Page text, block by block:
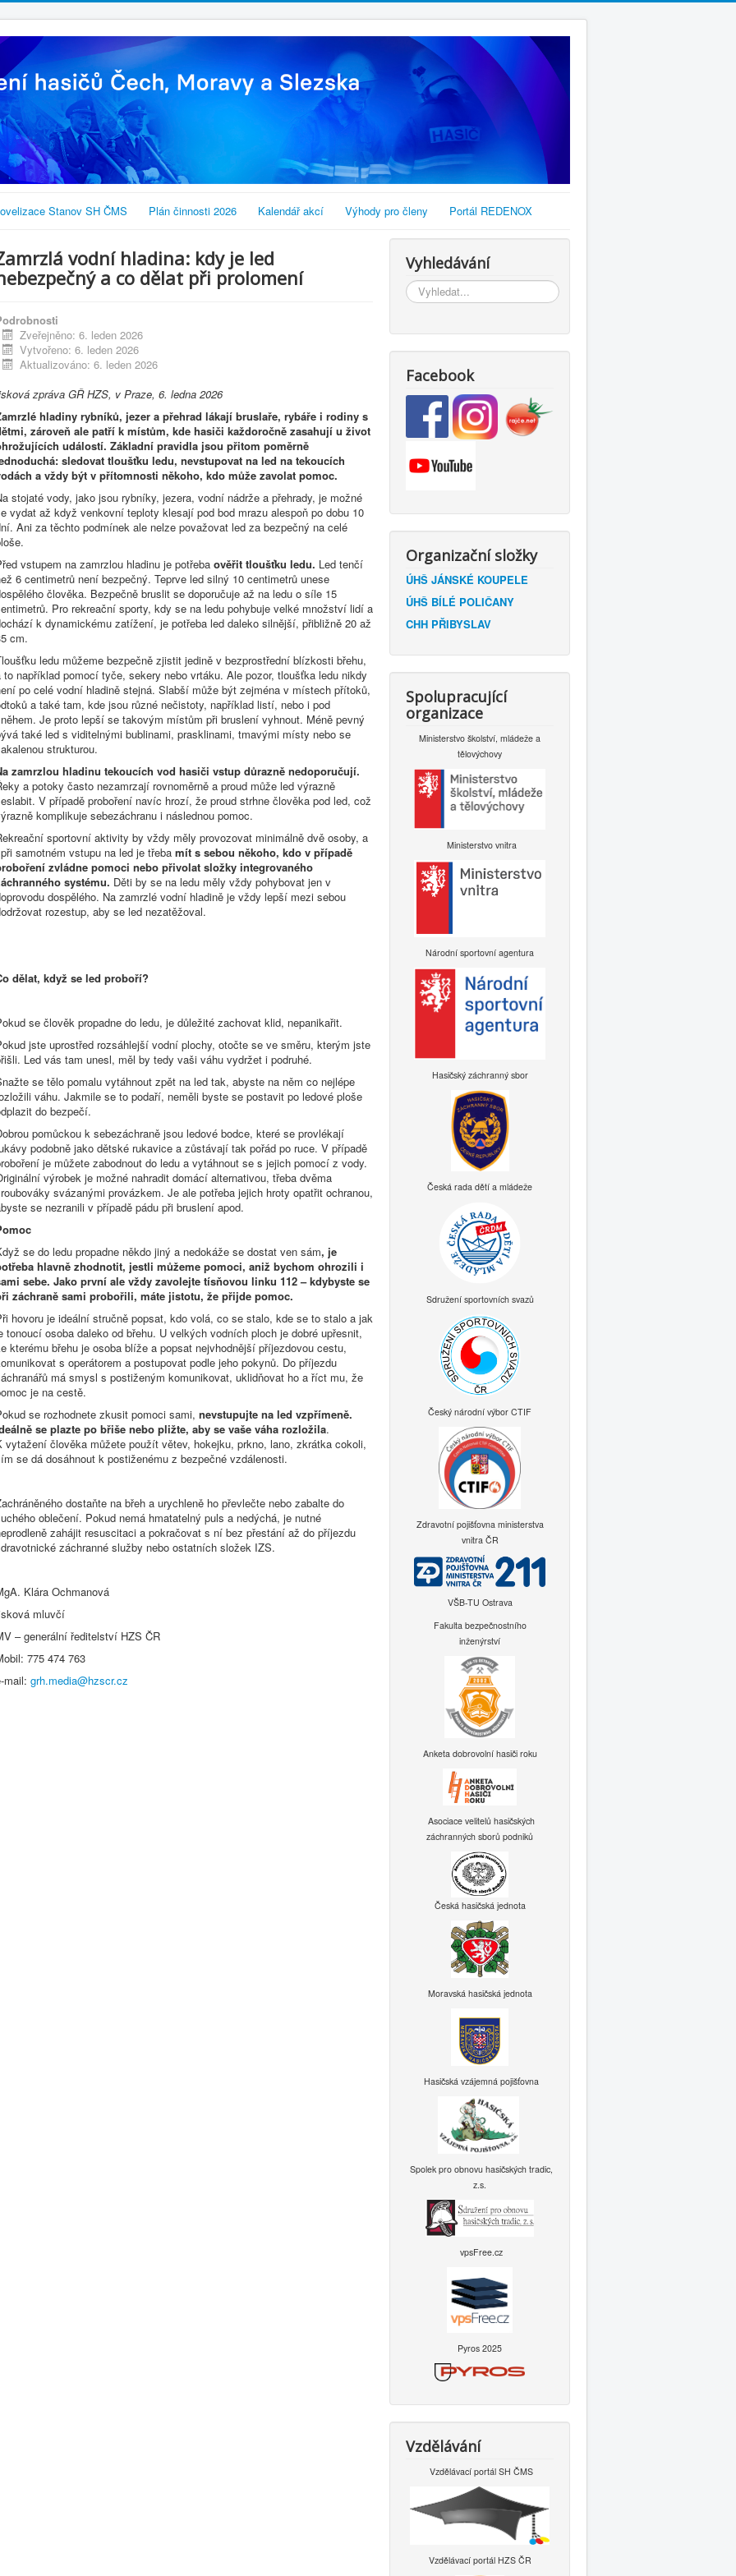
Stanov SH ČMS Plán činnosti 2026 Kalendář akcí Výhody pro členy Portál REDENOX
vodní hladina: kdy je led
a co dělat při prolomení
Zveřejněno: 6. leden 2026
Vytvořeno: 6. leden 2026
Aktualizováno: 6. leden 2026
zpráva GŘ HZS, v Praze, 6. ledna 2026
hladiny rybníků, jezer a přehrad lákají bruslaře, rybáře i rodiny s
zároveň ale patří k místům, kde hasiči každoročně zasahují u život
událostí. Základní pravidla jsou přitom poměrně
sledovat tloušťku ledu, nevstupovat na led na tekoucích
a vždy být v přítomnosti někoho, kdo může zavolat pomoc.
stojaté vody, jako jsou rybníky, jezera, vodní nádrže a přehrady, je možné
vydat až když venkovní teploty klesají pod bod mrazu alespoň po dobu 10
Ani za těchto podmínek ale nelze považovat led za bezpečný na celé
vstupem na zamrzlou hladinu je potřeba ověřit tloušťku ledu. Led tenčí
6 centimetrů není bezpečný. Teprve led silný 10 centimetrů unese
člověka. Bezpečně bruslit se doporučuje až na ledu o síle 15
Pro rekreační sporty, kdy se na ledu pohybuje velké množství lidí a
k dynamickému zatížení, je potřeba led daleko silnější, přibližně 20 až
cm.
ledu můžeme bezpečně zjistit jedině v bezprostřední blízkosti břehu,
to například pomocí tyče, sekery nebo vrtáku. Ale pozor, tloušťka ledu nikdy
po celé vodní hladině stejná. Slabší může být zejména v místech přítoků,
a také tam, kde jsou různé nečistoty, například listí, nebo i pod
Je proto lepší se takovým místům při bruslení vyhnout. Méně pevný
také led s viditelnými bublinami, prasklinami, tmavými místy nebo se
strukturou.
zamrzlou hladinu tekoucích vod hasiči vstup důrazně nedoporučují.
a potoky často nezamrzají rovnoměrně a proud může led výrazně
V případě proboření navíc hrozí, že proud strhne člověka pod led, což
komplikuje sebezáchranu i následnou pomoc.
sportovní aktivity by vždy měly provozovat minimálně dvě osoby, a
samotném vstupu na led je třeba mít s sebou někoho, kdo v případě
zvládne pomoci nebo přivolat složky integrovaného
systému. Děti by se na ledu měly vždy pohybovat jen v
dospělého. Na zamrzlé vodní hladině je vždy lepší mezi sebou
rozestup, aby se led nezatěžoval.
dělat, když se led proboří?
se člověk propadne do ledu, je důležité zachovat klid, nepanikařit.
jste uprostřed rozsáhlejší vodní plochy, otočte se ve směru, kterým jste
Led vás tam unesl, měl by tedy vaši váhu vydržet i podruhé.
se tělo pomalu vytáhnout zpět na led tak, abyste na něm co nejlépe
váhu. Jakmile se to podaří, neměli byste se postavit po ledové ploše
do bezpečí.
pomůckou k sebezáchraně jsou ledové bodce, které se provlékají
podobně jako dětské rukavice a zůstávají tak pořád po ruce. V případě
je můžete zabodnout do ledu a vytáhnout se s jejich pomocí z vody.
výrobek je možné nahradit domácí alternativou, třeba dvěma
svázanými provázkem. Je ale potřeba jejich hroty opatřit ochranou,
se nezranili v případě pádu při bruslení apod.
se do ledu propadne někdo jiný a nedokáže se dostat ven sám, je
hlavně zhodnotit, jestli můžeme pomoci, aniž bychom ohrozili i
sebe. Jako první ale vždy zavolejte tísňovou linku 112 – kdybyste se
záchraně sami probořili, máte jistotu, že přijde pomoc.
hovoru je ideální stručně popsat, kdo volá, co se stalo, kde se to stalo a jak
tonoucí osoba daleko od břehu. U velkých vodních ploch je dobré upřesnit,
kterému břehu je osoba blíže a popsat nejvhodnější příjezdovou cestu,
s operátorem a postupovat podle jeho pokynů. Do příjezdu
má smysl s postiženým komunikovat, uklidňovat ho a říct mu, že
je na cestě.
se rozhodnete zkusit pomoci sami, nevstupujte na led vzpřímeně.
se plazte po břiše nebo pližte, aby se vaše váha rozložila.
vytažení člověka můžete použít větev, hokejku, prkno, lano, zkrátka cokoli,
se dá dosáhnout k postiženému z bezpečné vzdálenosti.
dostaňte na břeh a urychleně ho převlečte nebo zabalte do
oblečení. Pokud nemá hmatatelný puls a nedýchá, je nutné
zahájit resuscitaci a pokračovat s ní bez přestání až do příjezdu
záchranné služby nebo ostatních složek IZS.
Klára Ochmanová
mluvčí
– generální ředitelství HZS ČR
775 474 763
mail: grh.media@hzscr.cz
Vyhledávání
Vyhledávání...
Facebook
Organizační složky
ÚHŠ JÁNSKÉ KOUPELE
ÚHŠ BÍLÉ POLIČANY
CHH PŘIBYSLAV
Spolupracující
organizace
Ministerstvo školství, mládeže a
tělovýchovy
Ministerstvo vnitra
Národní sportovní agentura
Hasičský záchranný sbor
Česká rada dětí a mládeže
Sdružení sportovních svazů
Český národní výbor CTIF
Zdravotní pojišťovna ministerstva
vnitra ČR
VŠB-TU Ostrava
Fakulta bezpečnostního
inženýrství
Anketa dobrovolní hasiči roku
Asociace velitelů hasičských
záchranných sborů podniků
Česká hasičská jednota
Moravská hasičská jednota
Hasičská vzájemná pojišťovna
Spolek pro obnovu hasičských tradic,
z.s.
vpsFree.cz
Pyros 2025
Vzdělávání
Vzdělávací portál SH ČMS
Vzdělávací portál HZS ČR